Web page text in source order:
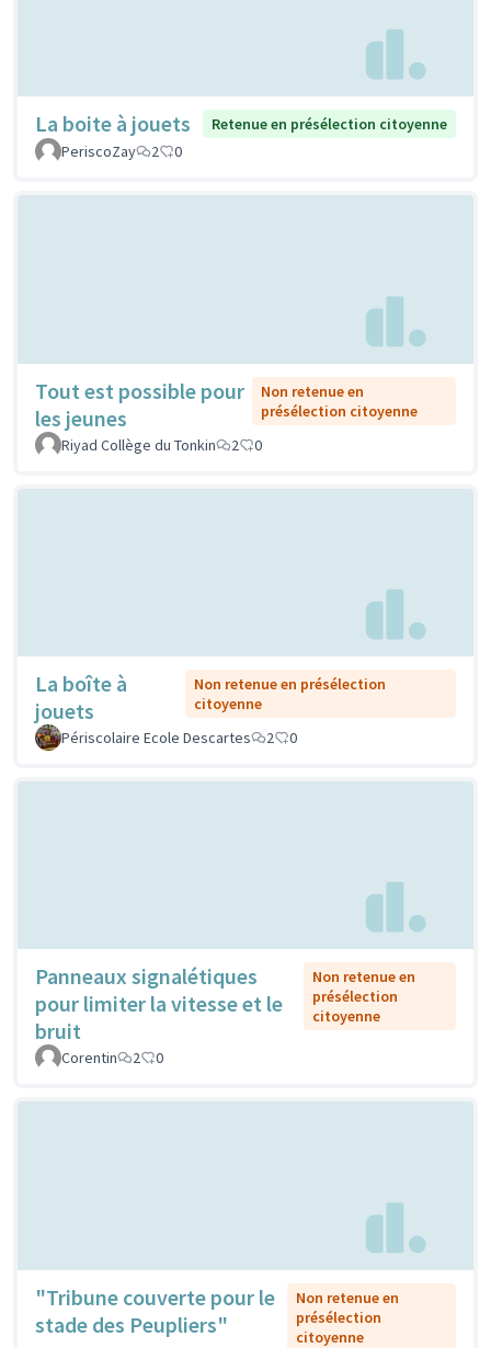
La boite à jouets
Retenue en présélection citoyenne
PeriscoZay
2 0
Tout est possible pour
les jeunes
Non retenue en
présélection citoyenne
Riyad Collège du Tonkin
2 0
La boîte à
jouets
Non retenue en présélection
citoyenne
Périscolaire Ecole Descartes
2 0
Panneaux signalétiques
pour limiter la vitesse et le
bruit
Non retenue en
présélection
citoyenne
Corentin 2 0
"Tribune couverte pour le
stade des Peupliers"
Non retenue en
présélection
citoyenne